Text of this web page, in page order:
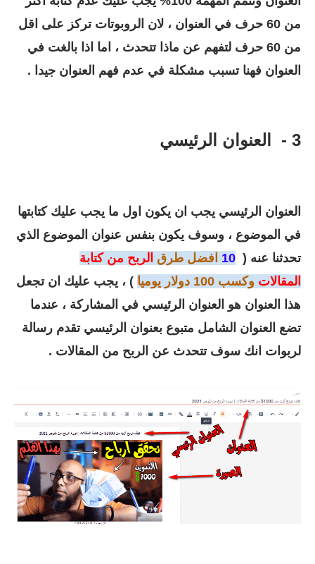
من 60 حرف في العنوان ، لان الروبوتات تركز على اقل
من 60 حرف لتفهم عن ماذا تتحدث ، اما اذا بالغت في
العنوان فهنا تسبب مشكلة في عدم فهم العنوان جيدا .
3 - العنوان الرئيسي
العنوان الرئيسي يجب ان يكون اول ما يجب عليك كتابتها
في الموضوع ، وسوف يكون بنفس عنوان الموضوع الذي
تحدثنا عنه (
10 افضل طرق الربح من كتابة
المقالات وكسب 100 دولار يوميا
) ، يجب عليك ان تجعل
هذا العنوان هو العنوان الرئيسي في المشاركة ، عندما
تضع العنوان الشامل متبوع بعنوان الرئيسي تقدم رسالة
لربوات انك سوف تتحدث عن الربح من المقالات .